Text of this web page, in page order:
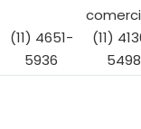
(11) 4651-
5936
(11)
5498